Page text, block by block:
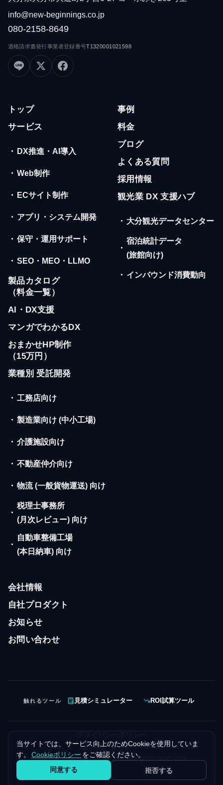
info@new-beginnings.co.jp
080-2158-8649
適格請求書発行事業者登録番号T1320001021598
トップ
サービス
・ DX推進・AI導入
・ Web制作
・ ECサイト制作
・ アプリ・システム開発
・ 保守・運用サポート
・ SEO・MEO・LLMO
製品カタログ
（料金一覧）
AI・DX支援
マンガでわかるDX
おまかせHP制作
（15万円）
業種別 受託開発
・ 工務店向け
・ 製造業向け (中小工場)
・ 介護施設向け
・ 不動産仲介向け
・ 物流 (一般貨物運送) 向け
・
税理士事務所
(月次レビュー) 向け
・
自動車整備工場
(本日納車) 向け
事例
料金
ブログ
よくある質問
採用情報
観光業 DX 支援ハブ
・ 大分観光データセンター
・
宿泊統計データ
(旅館向け)
・ インバウンド消費動向
会社情報
自社プロダクト
お知らせ
お問い合わせ
触れるツール 見積シミュレーター ROI試算ツール
クッキーポリシー
©2026NewBeginnings Inc. All rights reserved.
当サイトでは、サービス向上のためCookieを使用していま
す。
Cookieポリシー をご確認ください。
同意する
拒否する